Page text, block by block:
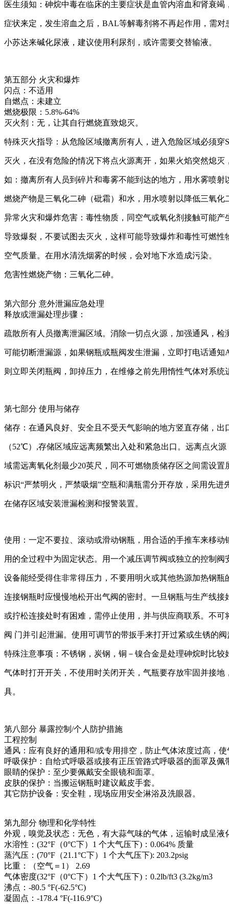
医生须知：砷烷中毒在临床的主要症状是血管内溶血和肾衰
症状来定，发生溶血之后，BAL等解毒剂将不再起作用，需
小苏达来碱化尿液，建议使用利尿剂，或许需要交替输液。
第五部分 火灾和爆炸
闪点：不适用
自燃点：未建立
燃烧极限：5.8%-64%
灭火剂：无，让其自行燃烧直致熄灭。
特殊灭火指导：从危险区域撤离所有人，进入危险区域必须
灭火，在没有危险的情况下将点火源离开，如果火焰突然熄
如：撤离所有人员到碎片和毒雾不能到达的地方，用水雾喷
燃烧产物是三氧化二砷（砒霜）和水，用水喷射以降低三氧
异常火灾和爆炸危害：毒性物质，同空气或氧化剂接触可能
导致爆裂，不要试图去灭火，这样可能导致爆炸和毒性可燃
空气质量。在用水清洗烟雾的时候，会对地下水造成污染。
危害性燃烧产物：三氧化二砷。
第六部分 意外泄漏应急处理
释放或泄漏处理步骤：
疏散所有人员撤离泄漏区域。消除一切点火源，加强通风，
可能切断泄漏源，如果钢瓶或瓶阀发生泄漏，立即打电话通
则立即关闭瓶阀，卸掉压力，在维修之前先用惰性气体对系统
第七部分 使用与储存
储存：在通风良好、安全且不受天气影响的地方竖直存储，
（52℃）,存储区域应远离频繁出入处和紧急出口。远离点火
域需远离氧化剂最少20英尺，同不可燃物质储存区之间需设
标识“严禁明火，严禁吸烟”空瓶和满瓶需分开存放，采用先
在储存区域安装泄漏检测和报警装置。
使用：一定不要拉、滚动或滑动钢瓶，用合适的手推车来移
用的全过程中为固定状态。用一个减压调节阀或独立的控制
设备能经受得住非常得压力，不要用明火或其他热源加热钢
连接钢瓶时应慢慢地松开出气阀的密封。一旦钢瓶与生产线
或拧松连接处时有困难，需停止使用，并与供应商联系。不
阀 门并引起泄漏。使用可调节的带扳手来打开过紧或生锈的阀
特殊注意事项：不锈钢，炭钢，铜－镍合金是处理砷烷时比
气体时打开开关，不使用时关闭开关，气瓶要存放牢固并接
具。
第八部分 暴露控制/个人防护措施
工程控制
通风：应有良好的通用和/或专用排空，防止气体浓度过高，
呼吸保护：自给式呼吸器或接有正压管路式呼吸器的面罩及佩
眼睛的保护：至少要佩戴安全眼镜和面罩。
皮肤的保护：当搬运钢瓶时建议戴皮手套。
其它防护设备：安全鞋，现场应用安全淋浴及洗眼器。
第九部分 物理和化学特性
外观，嗅觉及状态：无色，有大蒜气味的气体，运输时成呈液
水溶性：(32°F（0°C下）1 个大气压下)：0.064% 质量
蒸汽压：(70°F（21.1°C下）1 个大气压下): 203.2psig
比重：（空气＝1） 2.69
气体密度(32°F（0°C下）1 个大气压下)：0.2lb/ft3 (3.2kg/m3
沸点：-80.5 °F(-62.5°C)
凝固点：-178.4 °F(-116.9°C)